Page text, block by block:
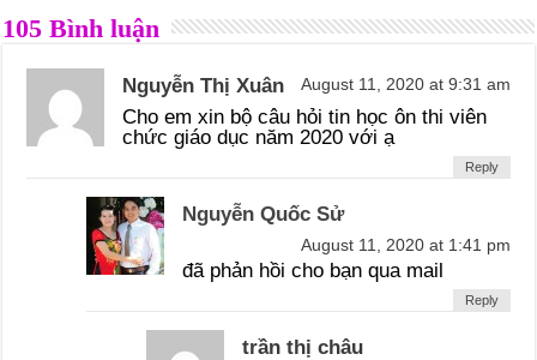
105 Bình luận
Nguyễn Thị Xuân August 11, 2020 at 9:31 am
Cho em xin bộ câu hỏi tin học ôn thi viên
chức giáo dục năm 2020 với ạ
Reply
Nguyễn Quốc Sử
August 11, 2020 at 1:41 pm
đã phản hồi cho bạn qua mail
Reply
trần thị châu